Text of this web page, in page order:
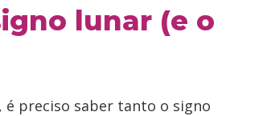
lunar (e o
é preciso saber tanto o signo